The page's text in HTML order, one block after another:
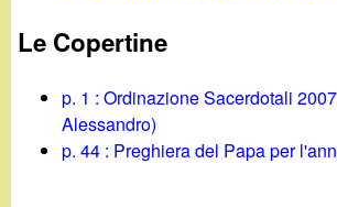
Le Copertine
p. 1 : Ordinazione Sacerdotali
Alessandro)
p. 44 : Preghiera del Papa per